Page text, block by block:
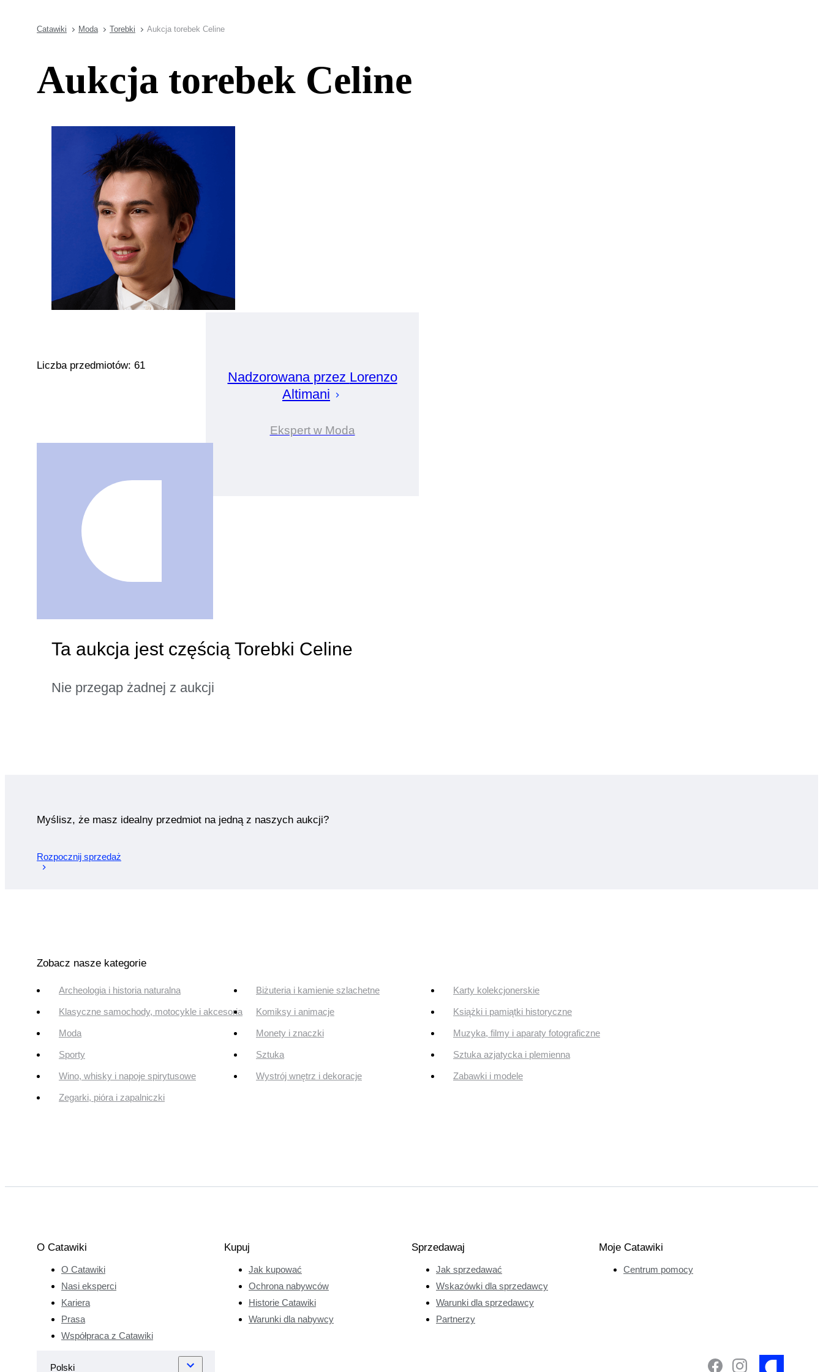
Catawiki Moda Torebki Aukcja torebek Celine
Aukcja torebek Celine
Nadzorowana przez Lorenzo
Altimani
Ekspert w Moda
Liczba przedmiotów: 61
Ta aukcja jest częścią Torebki Celine
Nie przegap żadnej z aukcji
Myślisz, że masz idealny przedmiot na jedną z naszych aukcji?
Rozpocznij sprzedaż
Zobacz nasze kategorie
Archeologia i historia naturalna Biżuteria i kamienie szlachetne Karty kolekcjonerskie
Klasyczne samochody, motocykle i akcesoria Komiksy i animacje Książki i pamiątki historyczne
Moda Monety i znaczki Muzyka, filmy i aparaty fotograficzne
Sporty Sztuka Sztuka azjatycka i plemienna
Wino, whisky i napoje spirytusowe Wystrój wnętrz i dekoracje Zabawki i modele
Zegarki, pióra i zapalniczki
O Catawiki
O Catawiki
Nasi eksperci
Kariera
Prasa
Współpraca z Catawiki
Kupuj
Jak kupować
Ochrona nabywców
Historie Catawiki
Warunki dla nabywcy
Sprzedawaj
Jak sprzedawać
Wskazówki dla sprzedawcy
Warunki dla sprzedawcy
Partnerzy
Moje Catawiki
Centrum pomocy